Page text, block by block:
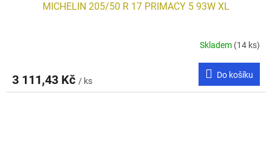
MICHELIN 205/50 R 17 PRIMACY 5 93W XL
Skladem (14 ks)
3 111,43 Kč / ks
Do košíku